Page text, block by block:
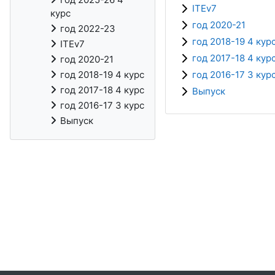
ITEv7
год 2020-21
год 2018-19 4
год 2017-18 4
год 2016-17 3
Выпуск
курс
год 2022-23
ITEv7
год 2020-21
год 2018-19 4 курс
год 2017-18 4 курс
год 2016-17 3 курс
Выпуск